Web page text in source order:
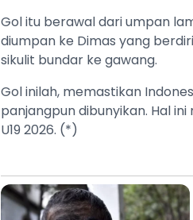
Gol itu berawal dari umpan
diumpan ke Dimas yang
sikulit bundar ke gawang.
Gol inilah, memastikan
panjangpun dibunyikan. Hal
U19 2026. (*)